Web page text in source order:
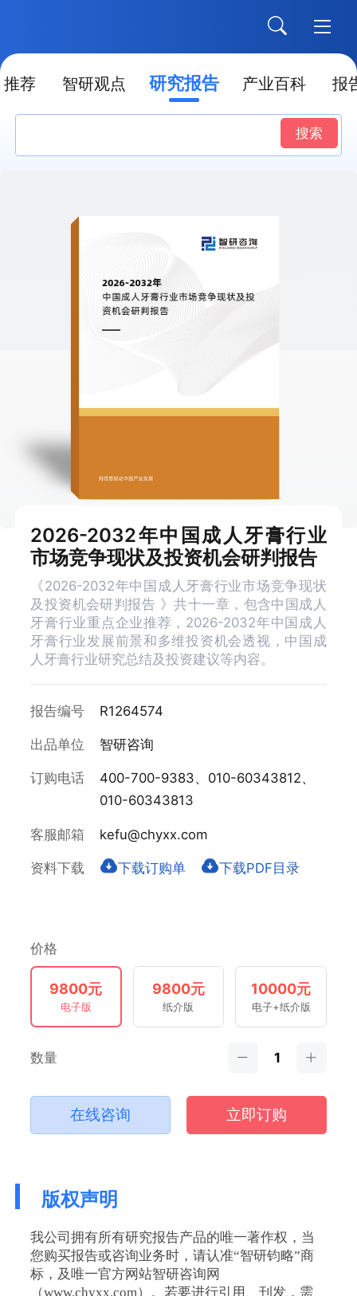
推荐 智研观点 研究报告 产业百科 报
搜索
2026-2032年中国成人牙膏行业
市场竞争现状及投资机会研判报告
《2026-2032年中国成人牙膏行业市场竞争现状
及投资机会研判报告 》共十一章，包含中国成人
牙膏行业重点企业推荐，2026-2032年中国成人
牙膏行业发展前景和多维投资机会透视，中国成
人牙膏行业研究总结及投资建议等内容。
报告编号 R1264574
出品单位 智研咨询
订购电话
400-700-9383、010-60343812、
010-60343813
客服邮箱 kefu@chyxx.com
资料下载 下载订购单 下载PDF目录
价格
9800元
电子版
9800元
纸介版
10000元
电子+纸介版
数量
在线咨询 立即订购
版权声明
我公司拥有所有研究报告产品的唯一著作权，当
您购买报告或咨询业务时，请认准“智研钧略”商
标，及唯一官方网站智研咨询网
（www.chyxx.com）。若要进行引用、刊发，需